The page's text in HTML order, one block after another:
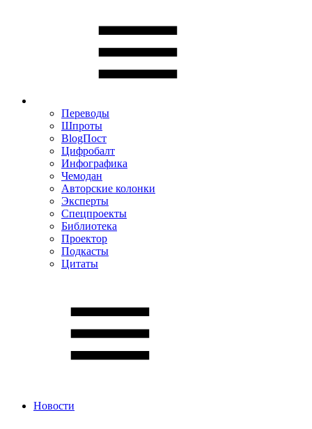
Переводы
Шпроты
BlogПост
Цифробалт
Инфографика
Чемодан
Авторские колонки
Эксперты
Спецпроекты
Библиотека
Проектор
Подкасты
Цитаты
Новости